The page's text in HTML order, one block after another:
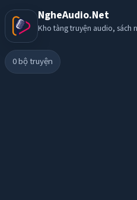
NgheAudio.Net
Kho tàng truyện audio, sách
0bộ truyện